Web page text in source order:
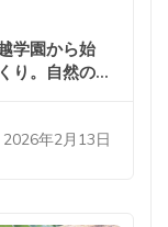
学園から始
り。自然の
2026年2月13日